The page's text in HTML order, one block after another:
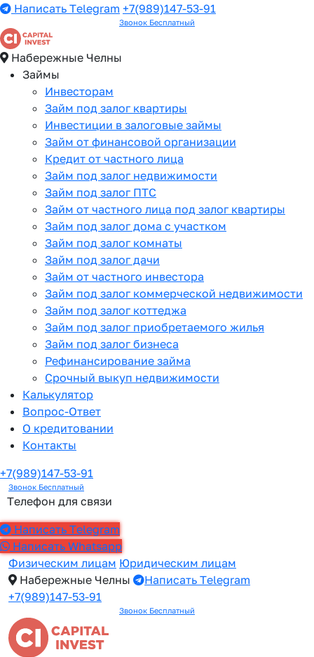
Написать Telegram +7(989)147-53-91
Звонок Бесплатный
Набережные Челны
Займы
Инвесторам
Займ под залог квартиры
Инвестиции в залоговые займы
Займ от финансовой организации
Кредит от частного лица
Займ под залог недвижимости
Займ под залог ПТС
Займ от частного лица под залог квартиры
Займ под залог дома с участком
Займ под залог комнаты
Займ под залог дачи
Займ от частного инвестора
Займ под залог коммерческой недвижимости
Займ под залог коттеджа
Займ под залог приобретаемого жилья
Займ под залог бизнеса
Рефинансирование займа
Срочный выкуп недвижимости
Калькулятор
Вопрос-Ответ
О кредитовании
Контакты
+7(989)147-53-91
Звонок Бесплатный
Телефон для связи
Написать Telegram
Написать Whatsapp
Физическим лицам Юридическим лицам
Набережные Челны
Написать Telegram
+7(989)147-53-91
Звонок Бесплатный